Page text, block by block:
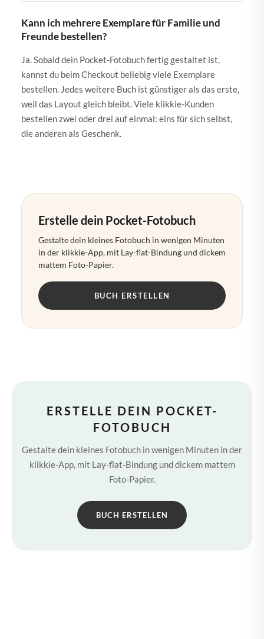
Kann ich mehrere Exemplare für Familie und
Freunde bestellen?
Ja. Sobald dein Pocket-Fotobuch fertig gestaltet ist,
kannst du beim Checkout beliebig viele Exemplare
bestellen. Jedes weitere Buch ist günstiger als das erste,
weil das Layout gleich bleibt. Viele klikkie-Kunden
bestellen zwei oder drei auf einmal: eins für sich selbst,
die anderen als Geschenk.
Erstelle dein Pocket-Fotobuch
Gestalte dein kleines Fotobuch in wenigen Minuten
in der klikkie-App, mit Lay-flat-Bindung und dickem
mattem Foto-Papier.
BUCH ERSTELLEN
ERSTELLE DEIN POCKET-
FOTOBUCH
Gestalte dein kleines Fotobuch in wenigen Minuten in der
klikkie-App, mit Lay-flat-Bindung und dickem mattem
Foto-Papier.
BUCH ERSTELLEN